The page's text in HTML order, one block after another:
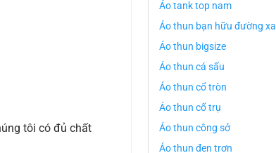
tôi có đủ chất
Áo tank top nam
Áo thun bạn hữu đường xa
Áo thun bigsize
Áo thun cá sấu
Áo thun cổ tròn
Áo thun cổ trụ
Áo thun công sở
Áo thun đen trơn